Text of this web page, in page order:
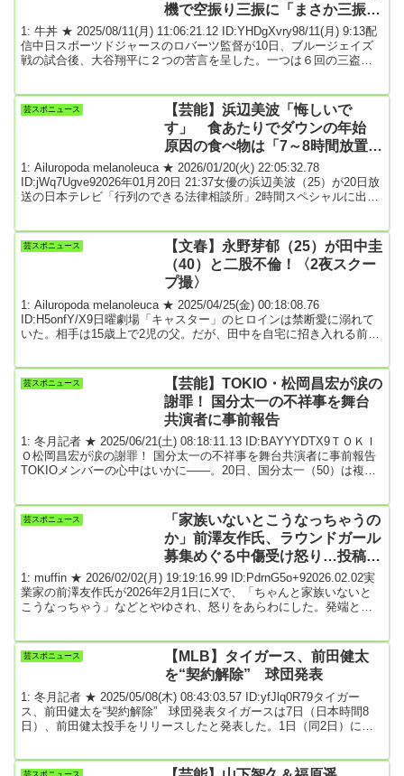
機で空振り三振に「まさか三振と
は…センター返しだろ…絶対にダ
メだ」
1: 牛丼 ★ 2025/08/11(月) 11:06:21.12 ID:YHDgXvry98/11(月) 9:13配
信中日スポーツドジャースのロバーツ監督が10日、ブルージェイズ
戦の試合後、大谷翔平に２つの苦言を呈した。一つは６回の三盗に
督は「あれは彼の判断。いい野球ではなかった」と語った。◆ロバ
ーツ監督が苦言…9回絶好機で大谷翔平は空振り三振【実際の動画】
芸スポニュース
【芸能】浜辺美波「悔しいで
す」 食あたりでダウンの年始
原因の食べ物は「7～8時間放置し
た…」
1: Ailuropoda melanoleuca ★ 2026/01/20(火) 22:05:32.78
ID:jWq7Ugve92026年01月20日 21:37女優の浜辺美波（25）が20日放
送の日本テレビ「行列のできる法律相談所」2時間スペシャルに出
体が拒否していました!」と報告していた浜辺。トークを振られると
「7時間から8時間放置した海老天食べちゃって」と原因を推測...
芸スポニュース
【文春】永野芽郁（25）が田中圭
（40）と二股不倫！〈2夜スクー
プ撮〉
1: Ailuropoda melanoleuca ★ 2025/04/25(金) 00:18:08.76
ID:H5onfY/X9日曜劇場「キャスター」のヒロインは禁断愛に溺れて
いた。相手は15歳上で2児の父。だが、田中を自宅に招き入れる前日
ントランスに、1組の年の差カップルが現れる。男はかなり酩酊して
いるのか、しきりに傍らの、今をときめく若手女優に話しかける。
芸スポニュース
【芸能】TOKIO・松岡昌宏が涙の
謝罪！ 国分太一の不祥事を舞台
共演者に事前報告
1: 冬月記者 ★ 2025/06/21(土) 08:18:11.13 ID:BAYYYDTX9ＴＯＫＩ
Ｏ松岡昌宏が涙の謝罪！ 国分太一の不祥事を舞台共演者に事前報告
TOKIOメンバーの心中はいかに――。20日、国分太一（50）は複数
不祥事で脱退し、芸能界を引退している。当時、強制わいせつ容疑
で山口さんが書類送検（起訴猶予処分）されたことを受け、城島、
芸スポニュース
「家族いないとこうなっちゃうの
か」前澤友作氏、ラウンドガール
募集めぐる中傷受け怒り…投稿者
が謝罪も収まらず「馬鹿にしてん
の？」
1: muffin ★ 2026/02/02(月) 19:19:16.99 ID:PdrnG5o+92026.02.02実
業家の前澤友作氏が2026年2月1日にXで、「ちゃんと家族いないと
こうなっちゃう」などとやゆされ、怒りをあらわにした。発端とな
してほんとしょーもないことしてんな」「ちゃんと家族いないとこ
うなっちゃうのかな」と批判したこと。前澤氏はXでこのポストを引
芸スポニュース
【MLB】タイガース、前田健太
を“契約解除” 球団発表
1: 冬月記者 ★ 2025/05/08(木) 08:43:03.57 ID:yfJlq0R79タイガー
ス、前田健太を“契約解除” 球団発表タイガースは7日（日本時間8
日）、前田健太投手をリリースしたと発表した。1日（同2日）にメ
万円）でタイガースに加入。今季は初登板となった3月30日（同31